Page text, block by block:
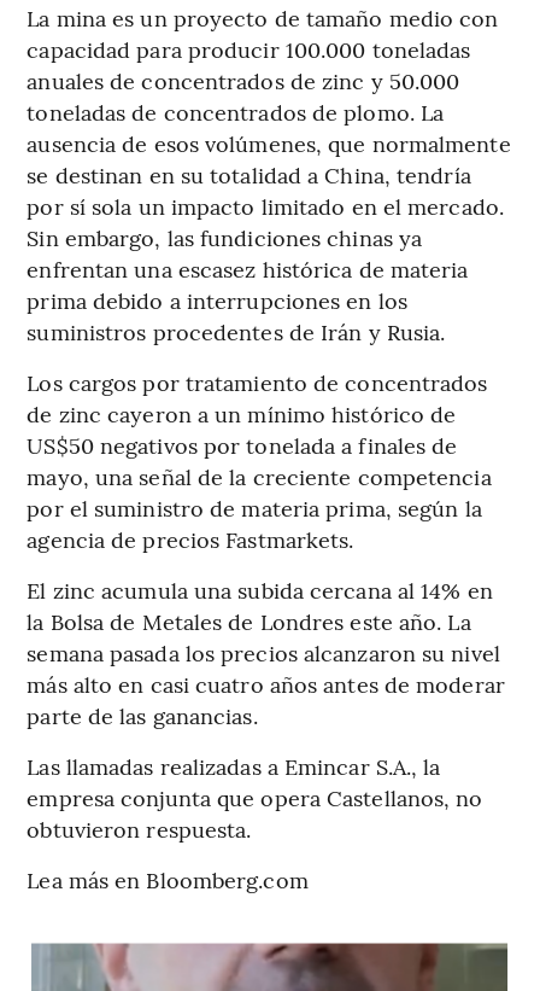
La mina es un proyecto de tamaño medio con
capacidad para producir 100.000 toneladas
anuales de concentrados de zinc y 50.000
toneladas de concentrados de plomo. La
ausencia de esos volúmenes, que normalmente
se destinan en su totalidad a China, tendría
por sí sola un impacto limitado en el mercado.
Sin embargo, las fundiciones chinas ya
enfrentan una escasez histórica de materia
prima debido a interrupciones en los
suministros procedentes de Irán y Rusia.
Los cargos por tratamiento de concentrados
de zinc cayeron a un mínimo histórico de
US$50 negativos por tonelada a finales de
mayo, una señal de la creciente competencia
por el suministro de materia prima, según la
agencia de precios Fastmarkets.
El zinc acumula una subida cercana al 14% en
la Bolsa de Metales de Londres este año. La
semana pasada los precios alcanzaron su nivel
más alto en casi cuatro años antes de moderar
parte de las ganancias.
Las llamadas realizadas a Emincar S.A., la
empresa conjunta que opera Castellanos, no
obtuvieron respuesta.
Lea más en Bloomberg.com